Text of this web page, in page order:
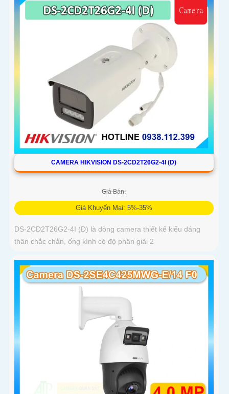
CAMERA HIKVISION DS-2CD2T26G2-4I (D)
Giá Bán:
Giá Khuyến Mại: 5%-35%
DS-2CD2T26G2-4I (D) là dòng camera thiết kế kiểu dáng
thân chắc chắn, ống kính có độ phân giải 2